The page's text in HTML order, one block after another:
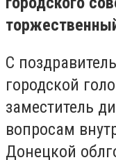
С
городской
заместитель
вопросам
Донецкой